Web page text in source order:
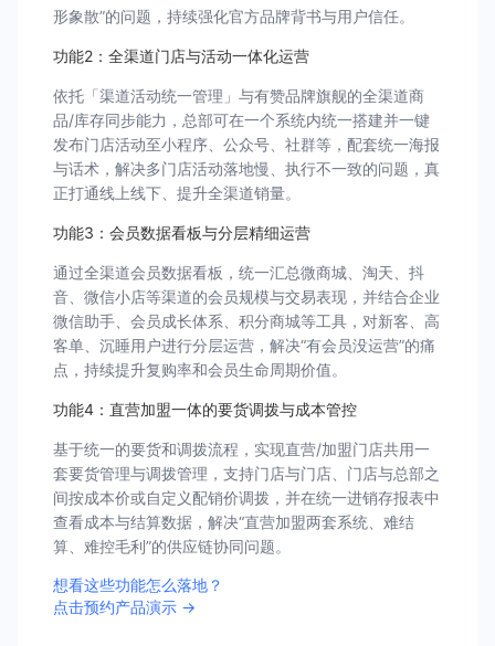
形象散”的问题，持续强化官方品牌背书与用户信任。
功能2：全渠道门店与活动一体化运营
依托「渠道活动统一管理」与有赞品牌旗舰的全渠道商
品/库存同步能力，总部可在一个系统内统一搭建并一键
发布门店活动至小程序、公众号、社群等，配套统一海报
与话术，解决多门店活动落地慢、执行不一致的问题，真
正打通线上线下、提升全渠道销量。
功能3：会员数据看板与分层精细运营
通过全渠道会员数据看板，统一汇总微商城、淘天、抖
音、微信小店等渠道的会员规模与交易表现，并结合企业
微信助手、会员成长体系、积分商城等工具，对新客、高
客单、沉睡用户进行分层运营，解决“有会员没运营”的痛
点，持续提升复购率和会员生命周期价值。
功能4：直营加盟一体的要货调拨与成本管控
基于统一的要货和调拨流程，实现直营/加盟门店共用一
套要货管理与调拨管理，支持门店与门店、门店与总部之
间按成本价或自定义配销价调拨，并在统一进销存报表中
查看成本与结算数据，解决“直营加盟两套系统、难结
算、难控毛利”的供应链协同问题。
想看这些功能怎么落地？
点击预约产品演示 →